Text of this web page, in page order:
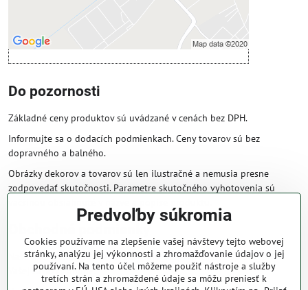
Otvoriť obsah v novom okne
Do pozornosti
Základné ceny produktov sú uvádzané v cenách bez DPH.
Informujte sa o dodacích podmienkach. Ceny tovarov sú bez
dopravného a balného.
Obrázky dekorov a tovarov sú len ilustračné a nemusia presne
zodpovedať skutočnosti. Parametre skutočného vyhotovenia sú
Obchodné podmienky
Naše obchodné podmienky zaručujú bezproblémové spracovanie
Vašej zakázky online.
Predvoľby súkromia
Cookies používame na zlepšenie vašej návštevy tejto webovej
stránky, analýzu jej výkonnosti a zhromažďovanie údajov o jej
používaní. Na tento účel môžeme použiť nástroje a služby
tretích strán a zhromaždené údaje sa môžu preniesť k